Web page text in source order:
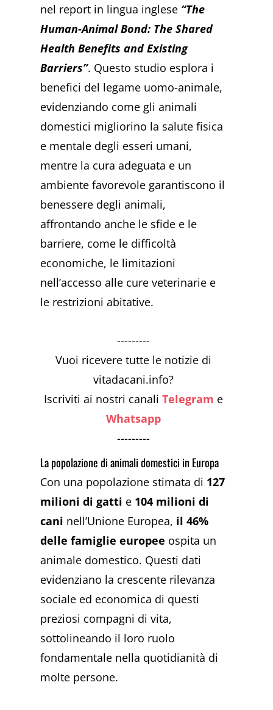
nel report in lingua inglese “The
Human-Animal Bond: The Shared
Health Benefits and Existing
Barriers”. Questo studio esplora i
benefici del legame uomo-animale,
evidenziando come gli animali
domestici migliorino la salute fisica
e mentale degli esseri umani,
mentre la cura adeguata e un
ambiente favorevole garantiscono il
benessere degli animali,
affrontando anche le sfide e le
barriere, come le difficoltà
economiche, le limitazioni
nell’accesso alle cure veterinarie e
le restrizioni abitative.
---------
Vuoi ricevere tutte le notizie di
vitadacani.info?
Iscriviti ai nostri canaliTelegram e
Whatsapp
---------
La popolazione di animali domestici in Europa
Con una popolazione stimata di 127
milioni di gatti e 104 milioni di
cani nell’Unione Europea, il 46%
delle famiglie europee ospita un
animale domestico. Questi dati
evidenziano la crescente rilevanza
sociale ed economica di questi
preziosi compagni di vita,
sottolineando il loro ruolo
fondamentale nella quotidianità di
molte persone.